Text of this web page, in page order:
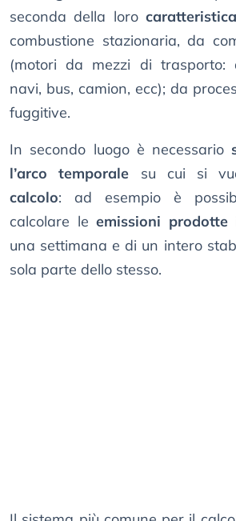
seconda della loro
combustione stazionaria, da
(motori da mezzi di trasporto:
navi, bus, camion, ecc); da
fuggitive.
In secondo luogo è necessario
l’arco temporale su cui si
calcolo: ad esempio è
calcolare le emissioni prodotte
una settimana e di un intero
sola parte dello stesso.